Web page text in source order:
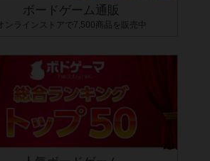
ボードゲーム通販
オンラインストアで7,500商品を販売中